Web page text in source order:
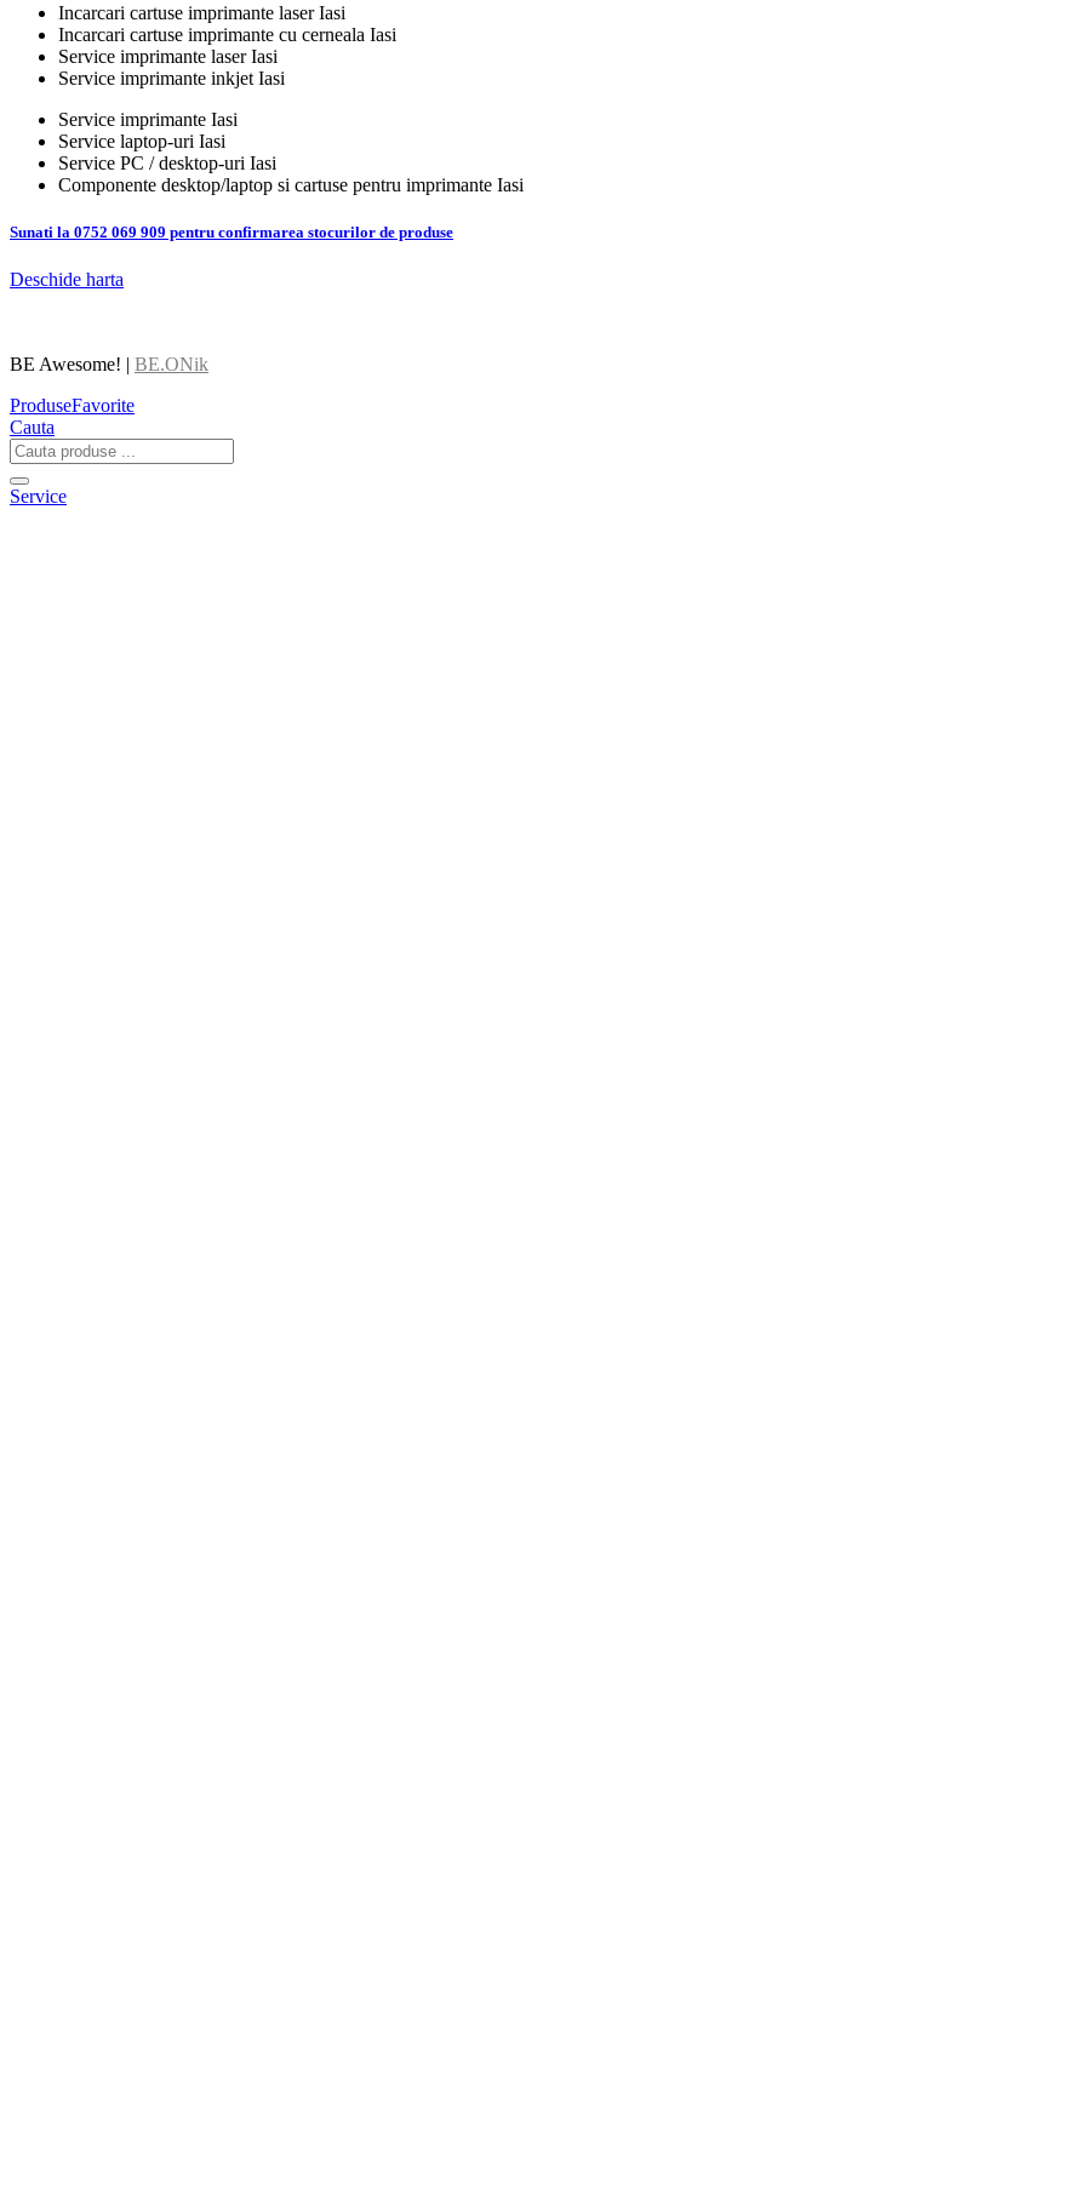
Incarcari cartuse imprimante laser Iasi
Incarcari cartuse imprimante cu cerneala Iasi
Service imprimante laser Iasi
Service imprimante inkjet Iasi
Service imprimante Iasi
Service laptop-uri Iasi
Service PC / desktop-uri Iasi
Componente desktop/laptop si cartuse pentru imprimante Iasi
Sunati la 0752 069 909 pentru confirmarea stocurilor de produse
Deschide harta
BE Awesome! | BE.ONik
ProduseFavorite
Cauta
Service